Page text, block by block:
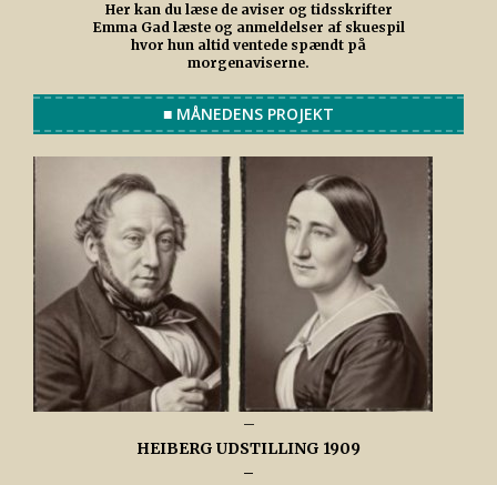
Her kan du læse de aviser og tidsskrifter
Emma Gad læste og anmeldelser af skuespil
hvor hun altid ventede spændt på
morgenaviserne.
■ MÅNEDENS PROJEKT
–
HEIBERG UDSTILLING 1909
–